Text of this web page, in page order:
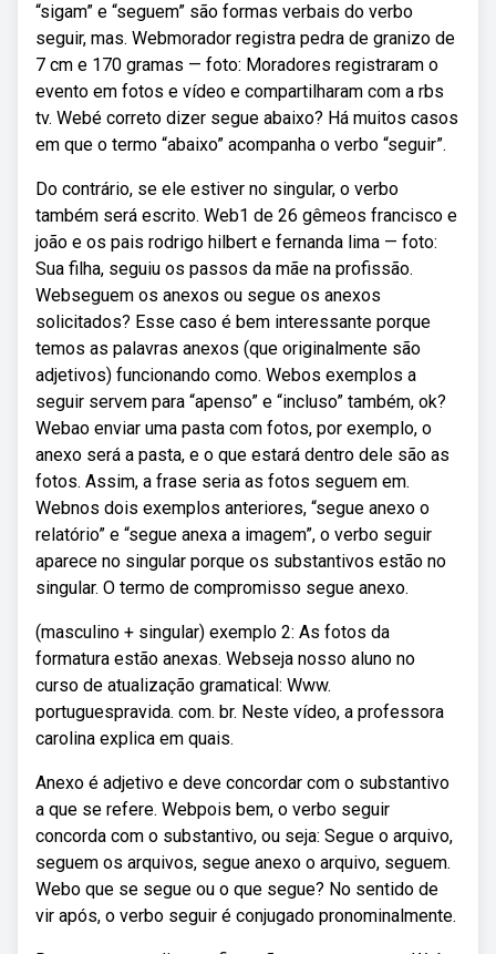
“sigam” e “seguem” são formas verbais do verbo
seguir, mas. Webmorador registra pedra de granizo de
7 cm e 170 gramas — foto: Moradores registraram o
evento em fotos e vídeo e compartilharam com a rbs
tv. Webé correto dizer segue abaixo? Há muitos casos
em que o termo “abaixo” acompanha o verbo “seguir”.
Do contrário, se ele estiver no singular, o verbo
também será escrito. Web1 de 26 gêmeos francisco e
joão e os pais rodrigo hilbert e fernanda lima — foto:
Sua filha, seguiu os passos da mãe na profissão.
Webseguem os anexos ou segue os anexos
solicitados? Esse caso é bem interessante porque
temos as palavras anexos (que originalmente são
adjetivos) funcionando como. Webos exemplos a
seguir servem para “apenso” e “incluso” também, ok?
Webao enviar uma pasta com fotos, por exemplo, o
anexo será a pasta, e o que estará dentro dele são as
fotos. Assim, a frase seria as fotos seguem em.
Webnos dois exemplos anteriores, “segue anexo o
relatório” e “segue anexa a imagem”, o verbo seguir
aparece no singular porque os substantivos estão no
singular. O termo de compromisso segue anexo.
(masculino + singular) exemplo 2: As fotos da
formatura estão anexas. Webseja nosso aluno no
curso de atualização gramatical: Www.
portuguespravida. com. br. Neste vídeo, a professora
carolina explica em quais.
Anexo é adjetivo e deve concordar com o substantivo
a que se refere. Webpois bem, o verbo seguir
concorda com o substantivo, ou seja: Segue o arquivo,
seguem os arquivos, segue anexo o arquivo, seguem.
Webo que se segue ou o que segue? No sentido de
vir após, o verbo seguir é conjugado pronominalmente.